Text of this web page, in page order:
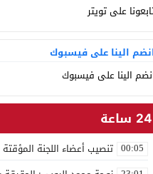
على تويتر
الينا على فيسبوك
الينا على فيسبوك
24 ساعة
00:05 تنصيب أعضاء اللجنة